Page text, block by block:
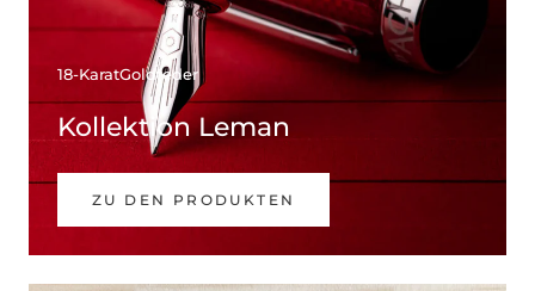
18-KaratGoldfeder
Kollektion Leman
ZU DEN PRODUKTEN